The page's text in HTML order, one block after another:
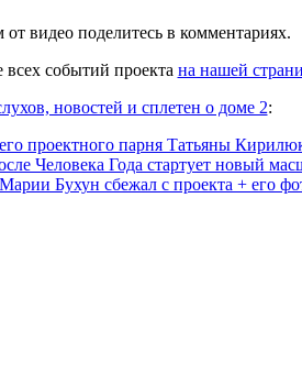
видео поделитесь в комментариях.
всех событий проекта на нашей
новостей и сплетен о доме 2:
проектного парня Татьяны
Человека Года стартует новый
Бухун сбежал с проекта + его